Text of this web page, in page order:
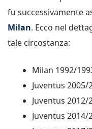
fu successivamente
Milan. Ecco nel
tale circostanza:
Milan 1992/
Juventus 2005/
Juventus 2012/
Juventus 2014/